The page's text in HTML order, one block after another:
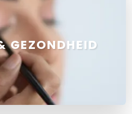
GEZONDHEID